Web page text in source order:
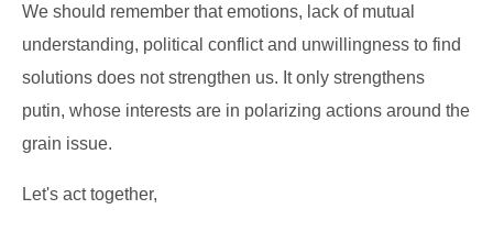
We should remember that emotions, lack of mutual
understanding, political conflict and unwillingness to find
solutions does not strengthen us. It only strengthens
putin, whose interests are in polarizing actions around the
grain issue.
Let's act together,